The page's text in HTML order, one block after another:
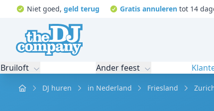
Niet goed, geld terug Gratis annuleren tot 14
Bruiloft Ander feest
Home DJ huren in Nederland Friesland